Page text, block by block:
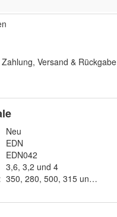
Zahlung, Versand & Rückgabe
Neu
EDN
EDN042
3,6, 3,2 und 4
: 350, 280, 500, 315 und 450